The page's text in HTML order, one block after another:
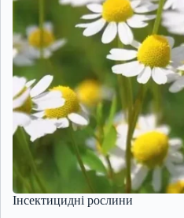
Інсектицидні рослини